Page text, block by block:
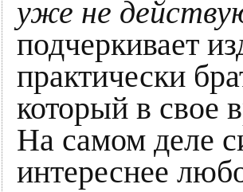
уже не
подчеркивает
практически
который в свое
На самом деле
интереснее